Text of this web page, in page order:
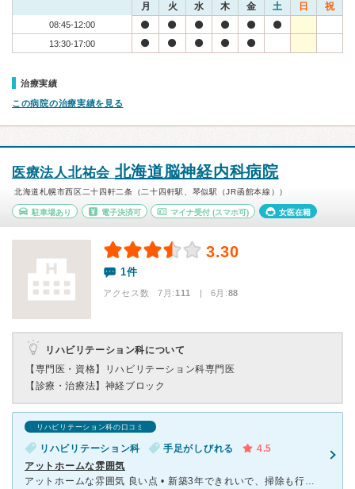
月 火 水 木 金 土 日 祝
08:45-12:00
13:30-17:00
治療実績
この病院の治療実績を見る
医療法人北祐会 北海道脳神経内科病院
北海道札幌市西区二十四軒二条（二十四軒駅、琴似駅（JR函館本線））
駐車場あり 電子決済可 マイナ受付 (スマホ可) 女医在籍
3.30
1件
アクセス数 7月:111 | 6月:88
リハビリテーション科について
【専門医・資格】
リハビリテーション科専門医
【診療・治療法】 神経ブロック
リハビリテーション科の口コミ
リハビリテーション科 手足がしびれる
4.5
アットホームな雰囲気
アットホームな雰囲気 良い点 • 新築3年できれいで、掃除も行き届いている。 • 看護師さんが1日に3回はやさしく声をかけてくれるので安心する。 • ほとんどの医師は毎日回診に来る。 •